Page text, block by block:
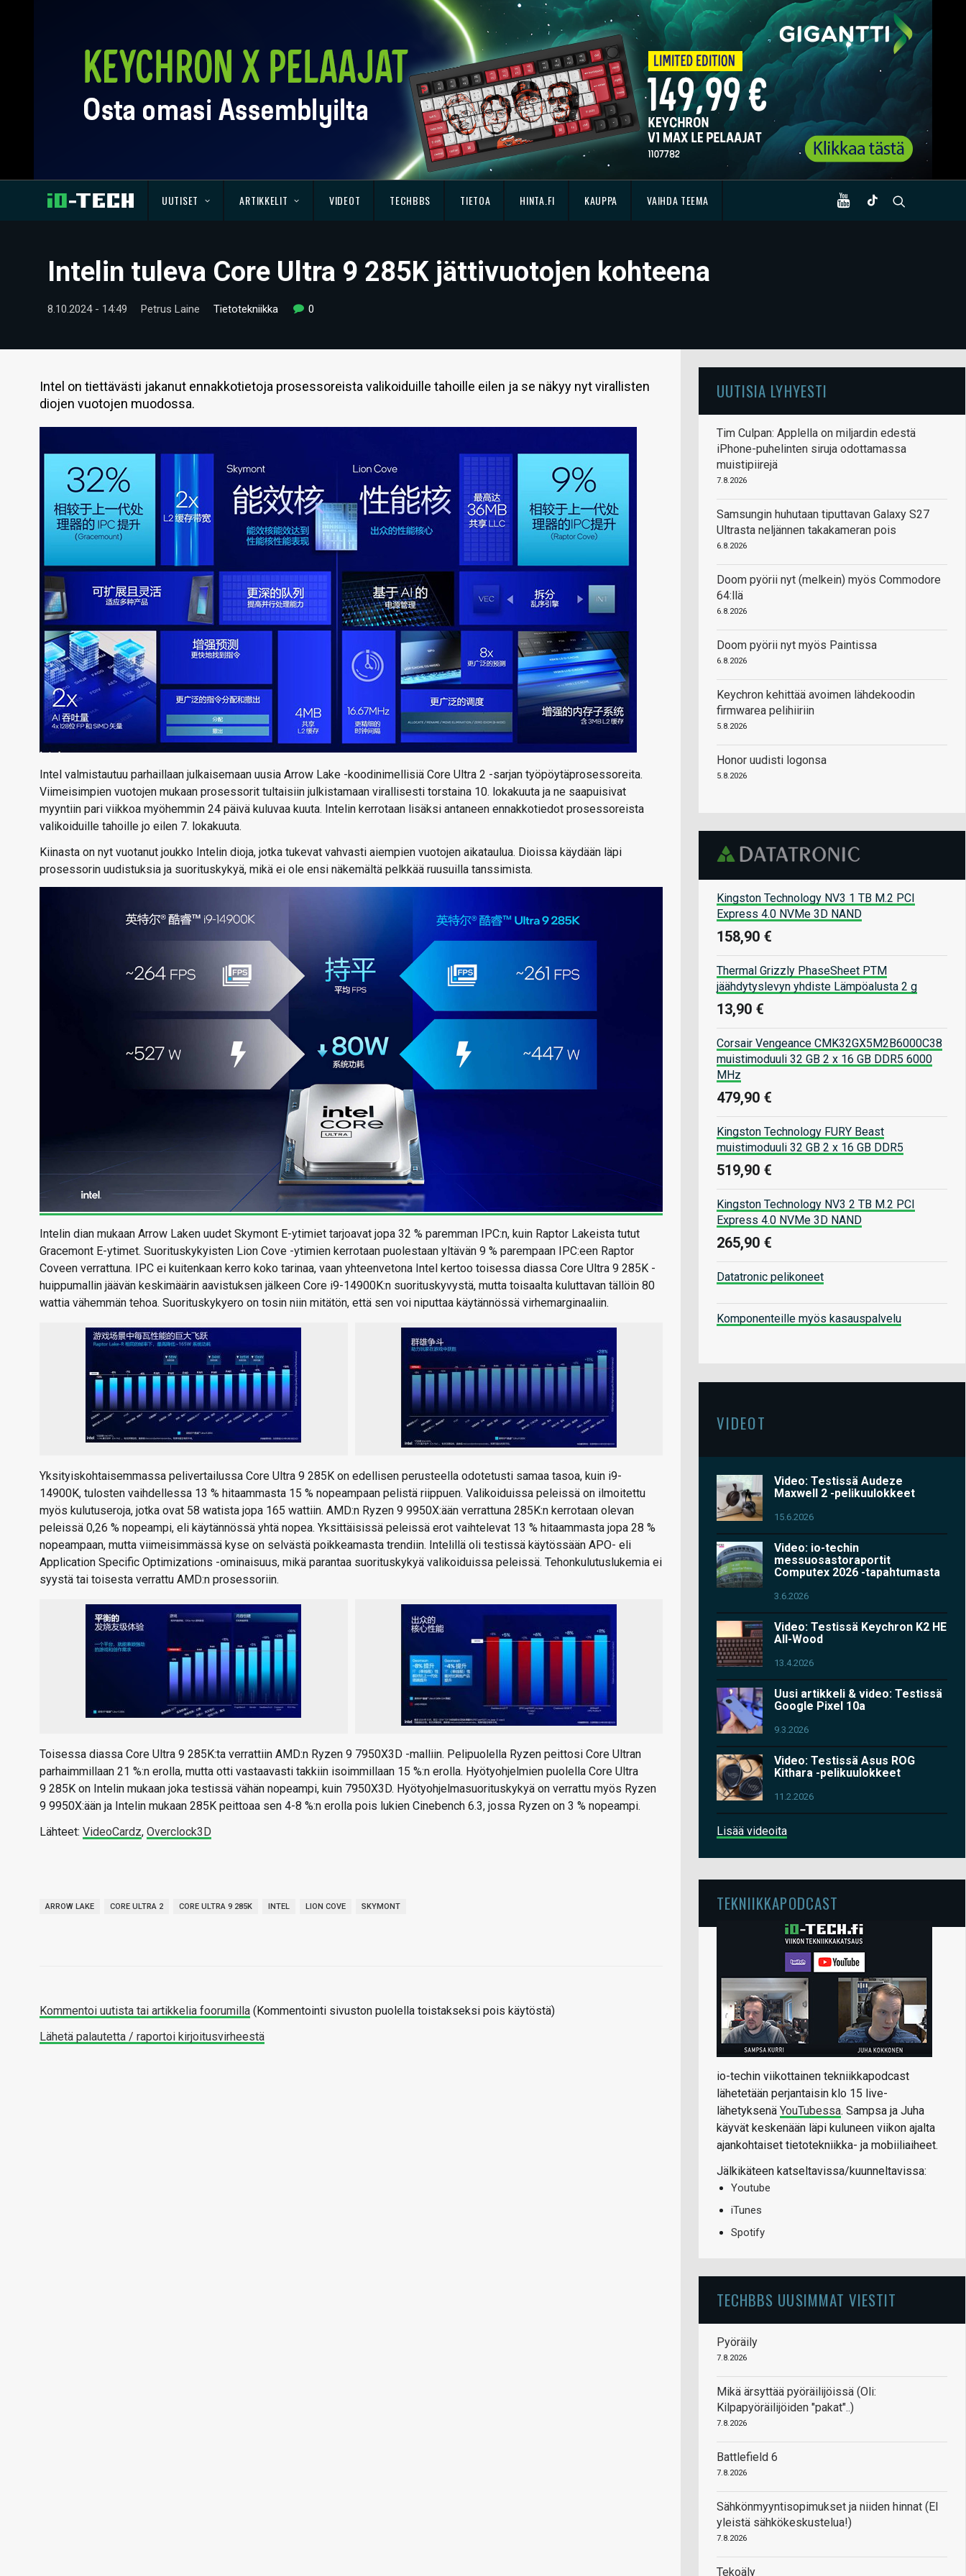
UUTISET ARTIKKELIT VIDEOT TECHBBS TIETOA HINTA.FI KAUPPA VAIHDA TEEMA
Intelin tuleva Core Ultra 9 285K jättivuotojen kohteena
8.10.2024 - 14:49 Petrus Laine Tietotekniikka 0
Intel on tiettävästi jakanut ennakkotietoja prosessoreista valikoiduille tahoille eilen ja se näkyy nyt virallisten
diojen vuotojen muodossa.
Intel valmistautuu parhaillaan julkaisemaan uusia Arrow Lake -koodinimellisiä Core Ultra 2 -sarjan työpöytäprosessoreita.
Viimeisimpien vuotojen mukaan prosessorit tultaisiin julkistamaan virallisesti torstaina 10. lokakuuta ja ne saapuisivat
myyntiin pari viikkoa myöhemmin 24 päivä kuluvaa kuuta. Intelin kerrotaan lisäksi antaneen ennakkotiedot prosessoreista
valikoiduille tahoille jo eilen 7. lokakuuta.
Kiinasta on nyt vuotanut joukko Intelin dioja, jotka tukevat vahvasti aiempien vuotojen aikataulua. Dioissa käydään läpi
prosessorin uudistuksia ja suorituskykyä, mikä ei ole ensi näkemältä pelkkää ruusuilla tanssimista.
Intelin dian mukaan Arrow Laken uudet Skymont E-ytimiet tarjoavat jopa 32 % paremman IPC:n, kuin Raptor Lakeista tutut
Gracemont E-ytimet. Suorituskykyisten Lion Cove -ytimien kerrotaan puolestaan yltävän 9 % parempaan IPC:een Raptor
Coveen verrattuna. IPC ei kuitenkaan kerro koko tarinaa, vaan yhteenvetona Intel kertoo toisessa diassa Core Ultra 9 285K -
huippumallin jäävän keskimäärin aavistuksen jälkeen Core i9-14900K:n suorituskyvystä, mutta toisaalta kuluttavan tällöin 80
wattia vähemmän tehoa. Suorituskykyero on tosin niin mitätön, että sen voi niputtaa käytännössä virhemarginaaliin.
Yksityiskohtaisemmassa pelivertailussa Core Ultra 9 285K on edellisen perusteella odotetusti samaa tasoa, kuin i9-
14900K, tulosten vaihdellessa 13 % hitaammasta 15 % nopeampaan pelistä riippuen. Valikoiduissa peleissä on ilmoitettu
myös kulutuseroja, jotka ovat 58 watista jopa 165 wattiin. AMD:n Ryzen 9 9950X:ään verrattuna 285K:n kerrotaan olevan
peleissä 0,26 % nopeampi, eli käytännössä yhtä nopea. Yksittäisissä peleissä erot vaihtelevat 13 % hitaammasta jopa 28 %
nopeampaan, mutta viimeisimmässä kyse on selvästä poikkeamasta trendiin. Intelillä oli testissä käytössään APO- eli
Application Specific Optimizations -ominaisuus, mikä parantaa suorituskykyä valikoiduissa peleissä. Tehonkulutuslukemia ei
syystä tai toisesta verrattu AMD:n prosessoriin.
Toisessa diassa Core Ultra 9 285K:ta verrattiin AMD:n Ryzen 9 7950X3D -malliin. Pelipuolella Ryzen peittosi Core Ultran
parhaimmillaan 21 %:n erolla, mutta otti vastaavasti takkiin isoimmillaan 15 %:n erolla. Hyötyohjelmien puolella Core Ultra
9 285K on Intelin mukaan joka testissä vähän nopeampi, kuin 7950X3D. Hyötyohjelmasuorituskykyä on verrattu myös Ryzen
9 9950X:ään ja Intelin mukaan 285K peittoaa sen 4-8 %:n erolla pois lukien Cinebench 6.3, jossa Ryzen on 3 % nopeampi.
Lähteet: VideoCardz, Overclock3D
ARROW LAKE CORE ULTRA 2 CORE ULTRA 9 285K INTEL LION COVE SKYMONT
Kommentoi uutista tai artikkelia foorumilla (Kommentointi sivuston puolella toistakseksi pois käytöstä)
Lähetä palautetta / raportoi kirjoitusvirheestä
UUTISIA LYHYESTI
Tim Culpan: Applella on miljardin edestä
iPhone-puhelinten siruja odottamassa
muistipiirejä
7.8.2026
Samsungin huhutaan tiputtavan Galaxy S27
Ultrasta neljännen takakameran pois
6.8.2026
Doom pyörii nyt (melkein) myös Commodore
64:llä
6.8.2026
Doom pyörii nyt myös Paintissa
6.8.2026
Keychron kehittää avoimen lähdekoodin
firmwarea pelihiiriin
5.8.2026
Honor uudisti logonsa
5.8.2026
Kingston Technology NV3 1 TB M.2 PCI
Express 4.0 NVMe 3D NAND
158,90 €
Thermal Grizzly PhaseSheet PTM
jäähdytyslevyn yhdiste Lämpöalusta 2 g
13,90 €
Corsair Vengeance CMK32GX5M2B6000C38
muistimoduuli 32 GB 2 x 16 GB DDR5 6000
MHz
479,90 €
Kingston Technology FURY Beast
muistimoduuli 32 GB 2 x 16 GB DDR5
519,90 €
Kingston Technology NV3 2 TB M.2 PCI
Express 4.0 NVMe 3D NAND
265,90 €
Datatronic pelikoneet
Komponenteille myös kasauspalvelu
VIDEOT
Video: Testissä Audeze
Maxwell 2 -pelikuulokkeet
15.6.2026
Video: io-techin
messuosastoraportit
Computex 2026 -tapahtumasta
3.6.2026
Video: Testissä Keychron K2 HE
All-Wood
13.4.2026
Uusi artikkeli & video: Testissä
Google Pixel 10a
9.3.2026
Video: Testissä Asus ROG
Kithara -pelikuulokkeet
11.2.2026
Lisää videoita
TEKNIIKKAPODCAST
io-techin viikottainen tekniikkapodcast
lähetetään perjantaisin klo 15 live-
lähetyksenä YouTubessa. Sampsa ja Juha
käyvät keskenään läpi kuluneen viikon ajalta
ajankohtaiset tietotekniikka- ja mobiiliaiheet.
Jälkikäteen katseltavissa/kuunneltavissa:
Youtube
iTunes
Spotify
TECHBBS UUSIMMAT VIESTIT
Pyöräily
7.8.2026
Mikä ärsyttää pyöräilijöissä (Oli:
Kilpapyöräilijöiden "pakat"..)
7.8.2026
Battlefield 6
7.8.2026
Sähkönmyyntisopimukset ja niiden hinnat (EI
yleistä sähkökeskustelua!)
7.8.2026
Tekoäly